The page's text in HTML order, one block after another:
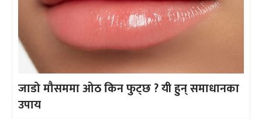
जाडो मौसममा ओठ किन फुट्छ ? यी हुन् समाधानका
उपाय